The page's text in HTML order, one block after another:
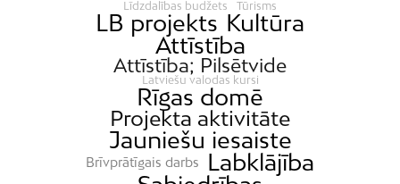
Līdzdalības budžets Tūrisms
LB projekts Kultūra
Attīstība
Attīstība; Pilsētvide
Latviešu valodas kursi
Rīgas domē
Projekta aktivitāte
Jauniešu iesaiste
Brīvprātīgais darbs
Labklājība